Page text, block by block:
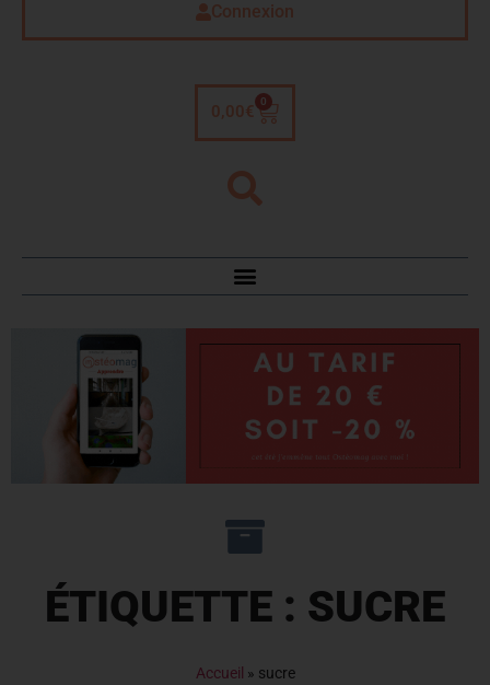
Connexion
0,00 €
0
ÉTIQUETTE : SUCRE
Accueil » sucre